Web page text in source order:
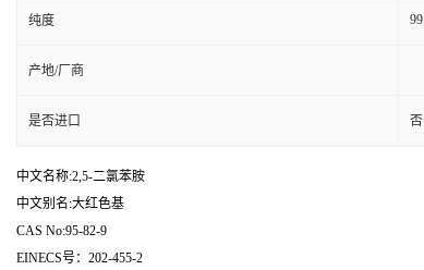
纯度 99
产地/厂商
是否进口 否
中文名称:2,5-二氯苯胺
中文别名:大红色基
CAS No:95-82-9
EINECS号：202-455-2